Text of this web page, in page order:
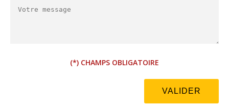
(*) CHAMPS OBLIGATOIRE